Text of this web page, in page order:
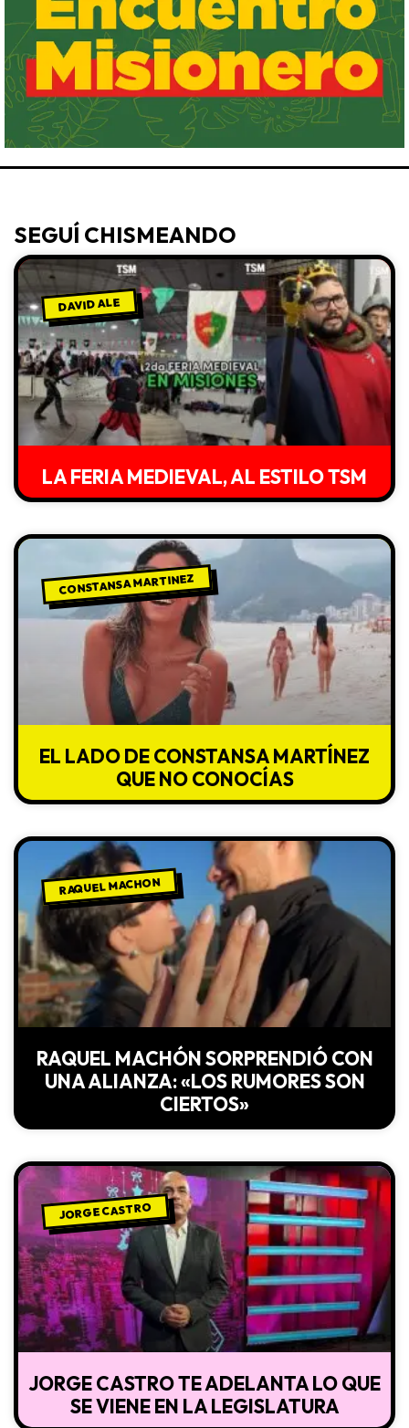
SEGUÍ CHISMEANDO
DAVID ALE
LA FERIA MEDIEVAL, AL ESTILO TSM
CONSTANSA MARTINEZ
EL LADO DE CONSTANSA MARTÍNEZ
QUE NO CONOCÍAS
RAQUEL MACHON
RAQUEL MACHÓN SORPRENDIÓ CON
UNA ALIANZA: «LOS RUMORES SON
CIERTOS»
JORGE CASTRO
JORGE CASTRO TE ADELANTA LO QUE
SE VIENE EN LA LEGISLATURA